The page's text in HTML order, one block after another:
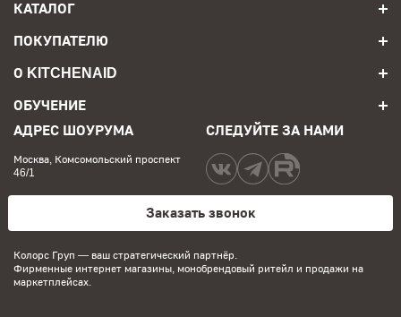
КАТАЛОГ
ПОКУПАТЕЛЮ
О KITCHENAID
ОБУЧЕНИЕ
АДРЕС ШОУРУМА
Москва, Комсомольский проспект
46/1
СЛЕДУЙТЕ ЗА НАМИ
Заказать звонок
Колорс Груп — ваш стратегический партнёр.
Фирменные интернет магазины, монобрендовый ритейл и продажи на
маркетплейсах.